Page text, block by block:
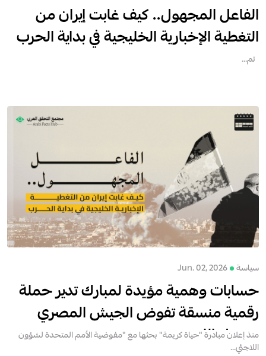
الفاعل المجهول.. كيف غابت إيران من
التغطية الإخبارية الخليجية في بداية الحرب
تم...
سياسة Jun. 02, 2026
حسابات وهمية مؤيدة لمبارك تدير حملة
رقمية منسقة تفوض الجيش المصري
بترحيل اللاجئين
منذ إعلان مبادرة "حياة كريمة" بحثها مع "مفوضية الأمم المتحدة لشؤون
اللاجئي...